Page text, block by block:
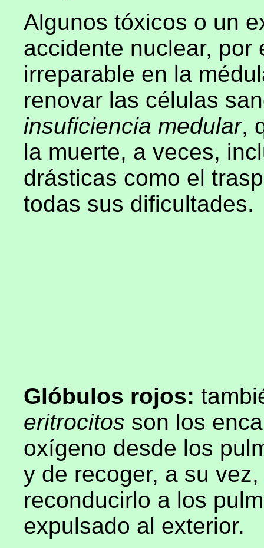
Algunos tóxicos o un
accidente nuclear, por
irreparable en la
renovar las células
insuficiencia medular,
la muerte, a veces,
drásticas como el
todas sus dificultades.
Glóbulos rojos:
eritrocitos son los
oxígeno desde los
y de recoger, a su
reconducirlo a los
expulsado al exterior.